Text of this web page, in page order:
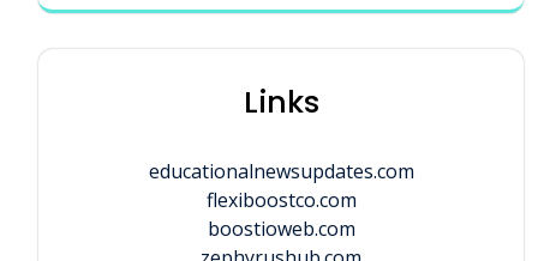
Links
educationalnewsupdates.com
flexiboostco.com
boostioweb.com